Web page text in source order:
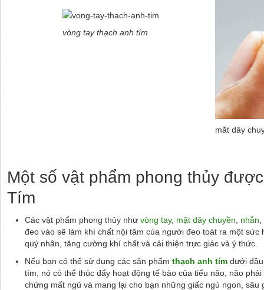
vòng tay thạch anh tím
măt dây
Một số vật phẩm phong thủy
Tím
Các vật phẩm phong thủy như vòng tay, mặt dây chuyền nhẫn
đeo vào sẽ làm khí chất nội tâm của người đeo toát ra một
quý nhân, tăng cường khí chất và cải thiện trực giác và ý thức.
Nếu bạn có thể sử dụng các sản phẩm thạch anh tímdưới đầu
tím, nó có thể thúc đẩy hoạt động tế bào của tiểu não, não
chứng mất ngủ và mang lại cho bạn những giấc ngủ ngon,